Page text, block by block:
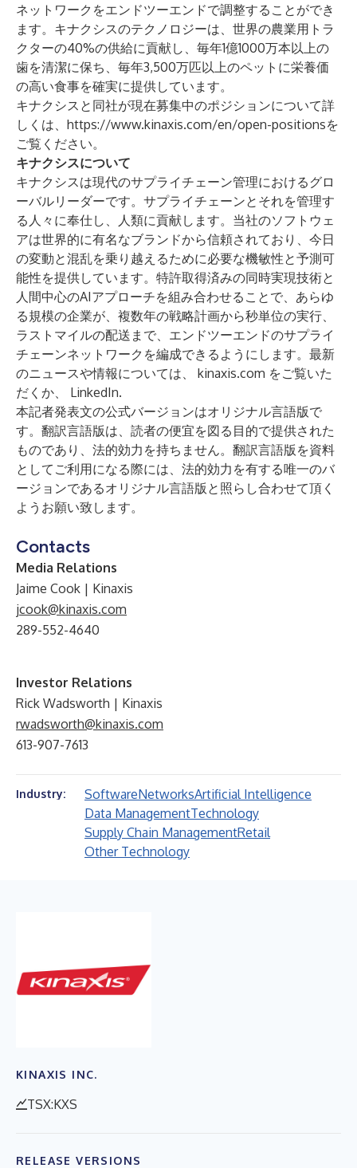
ネットワークをエンドツーエンドで調整することができ
ます。キナクシスのテクノロジーは、世界の農業用トラ
クターの40%の供給に貢献し、毎年1億1000万本以上の
歯を清潔に保ち、毎年3,500万匹以上のペットに栄養価
の高い食事を確実に提供しています。
キナクシスと同社が現在募集中のポジションについて詳
しくは、 https://www.kinaxis.com/en/open-positionsを
ご覧ください。
キナクシスについて
キナクシスは現代のサプライチェーン管理におけるグロ
ーバルリーダーです。サプライチェーンとそれを管理す
る人々に奉仕し、人類に貢献します。当社のソフトウェ
アは世界的に有名なブランドから信頼されており、今日
の変動と混乱を乗り越えるために必要な機敏性と予測可
能性を提供しています。特許取得済みの同時実現技術と
人間中心のAIアプローチを組み合わせることで、あらゆ
る規模の企業が、複数年の戦略計画から秒単位の実行、
ラストマイルの配送まで、エンドツーエンドのサプライ
チェーンネットワークを編成できるようにします。最新
のニュースや情報については、 kinaxis.com をご覧いた
だくか、 LinkedIn.
本記者発表文の公式バージョンはオリジナル言語版で
す。翻訳言語版は、読者の便宜を図る目的で提供された
ものであり、法的効力を持ちません。翻訳言語版を資料
としてご利用になる際には、法的効力を有する唯一のバ
ージョンであるオリジナル言語版と照らし合わせて頂く
ようお願い致します。
Contacts
Media Relations
Jaime Cook | Kinaxis
jcook@kinaxis.com
289-552-4640
Investor Relations
Rick Wadsworth | Kinaxis
rwadsworth@kinaxis.com
613-907-7613
Industry: SoftwareNetworksArtificial Intelligence
Data ManagementTechnology
Supply Chain ManagementRetail
Other Technology
KINAXIS INC.
TSX:KXS
RELEASE VERSIONS